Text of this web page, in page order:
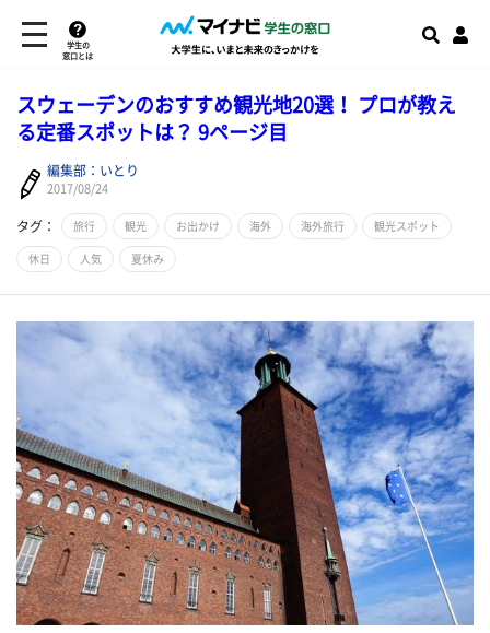
学生の
窓口とは
スウェーデンのおすすめ観光地20選！ プロが教え
る定番スポットは？ 9ページ目
編集部：いとり
2017/08/24
タグ： 旅行 観光 お出かけ 海外 海外旅行 観光スポット
休日 人気 夏休み